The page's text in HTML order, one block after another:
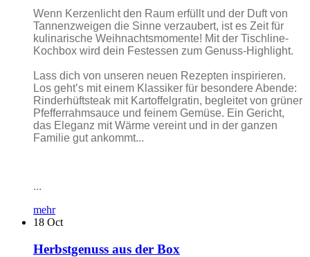
Wenn Kerzenlicht den Raum erfüllt und der Duft von
Tannenzweigen die Sinne verzaubert, ist es Zeit für
kulinarische Weihnachtsmomente! Mit der Tischline-
Kochbox wird dein Festessen zum Genuss-Highlight.
Lass dich von unseren neuen Rezepten inspirieren.
Los geht’s mit einem Klassiker für besondere Abende:
Rinderhüftsteak mit Kartoffelgratin, begleitet von grüner
Pfefferrahmsauce und feinem Gemüse. Ein Gericht,
das Eleganz mit Wärme vereint und in der ganzen
Familie gut ankommt...
...
mehr
18 Oct
Herbstgenuss aus der Box